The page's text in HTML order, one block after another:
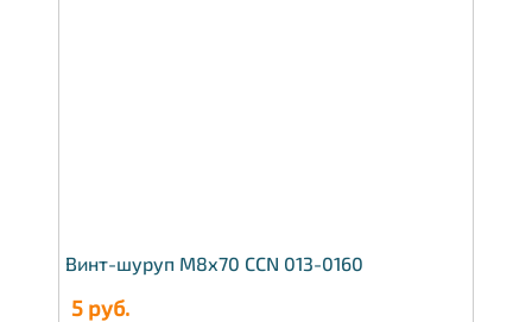
Винт-шуруп М8х70 CCN 013-0160
5 руб.